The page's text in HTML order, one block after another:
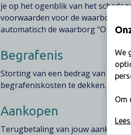
je op het ogenblik van het
voorwaarden voor de waarborg
automatisch de waarborg
Begrafenis
Storting van een bedrag van €
begrafeniskosten te dekken.
Aankopen
Terugbetaling van jouw aankopen
We
Om